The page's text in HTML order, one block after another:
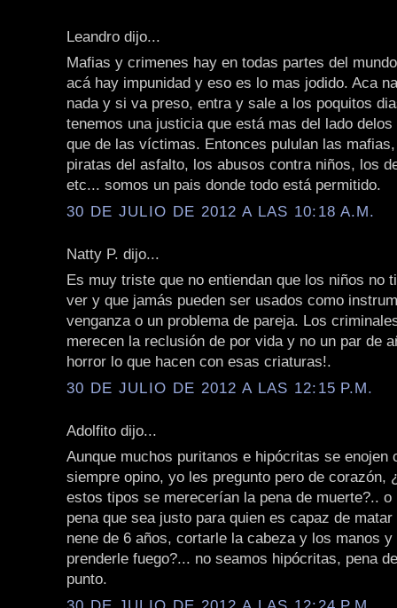
Leandro dijo...
Mafias y crimenes hay en todas partes del
acá hay impunidad y eso es lo mas jodido. Aca
nada y si va preso, entra y sale a los poquitos
tenemos una justicia que está mas del lado
que de las víctimas. Entonces pululan las
piratas del asfalto, los abusos contra niños, los
etc... somos un pais donde todo está permitido.
30 DE JULIO DE 2012 A LAS 10:18 A.M.
Natty P. dijo...
Es muy triste que no entiendan que los niños no
ver y que jamás pueden ser usados como
venganza o un problema de pareja. Los
merecen la reclusión de por vida y no un par de
horror lo que hacen con esas criaturas!.
30 DE JULIO DE 2012 A LAS 12:15 P.M.
Adolfito dijo...
Aunque muchos puritanos e hipócritas se enojen
siempre opino, yo les pregunto pero de corazón,
estos tipos se merecerían la pena de muerte?.. o
pena que sea justo para quien es capaz de
nene de 6 años, cortarle la cabeza y los manos y
prenderle fuego?... no seamos hipócritas, pena
punto.